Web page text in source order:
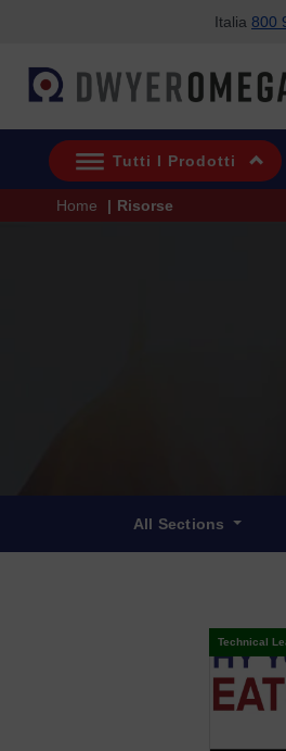
Italia 800
Tutti I Prodotti
Home Risorse
All Sections
Technical